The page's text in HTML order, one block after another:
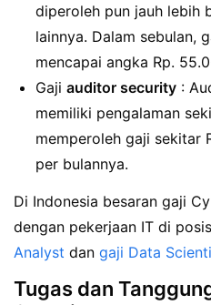
diperoleh pun jauh lebih
lainnya. Dalam sebulan,
mencapai angka Rp.
Gaji auditor security :
memiliki pengalaman
memperoleh gaji sekitar
per bulannya.
Di Indonesia besaran gaji
dengan pekerjaan IT di
Analyst dan gaji Data
Tugas dan